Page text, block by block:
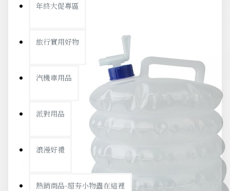
年終大促專區
旅行實用好物
汽機車用品
派對用品
浪漫好禮
熱銷商品-超夯小物盡在這裡